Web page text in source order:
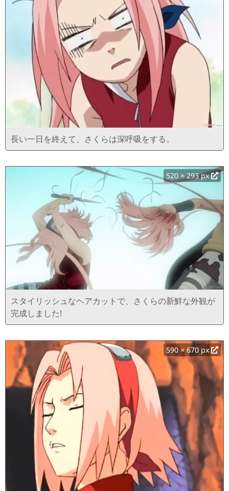
長い一日を終えて、さくらは深呼吸をする。
520 × 293 px
スタイリッシュなヘアカットで、さくらの新鮮な外観が
完成しました!
590 × 670 px